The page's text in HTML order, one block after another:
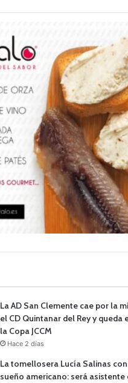
La AD San Clemente cae por la
el CD Quintanar del Rey y queda
la Copa JCCM
Hace 2 días
La tomellosera Lucía Salinas
sueño americano: será asistente